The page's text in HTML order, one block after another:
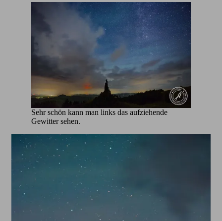
Sehr schön kann man links das aufziehende
Gewitter sehen.